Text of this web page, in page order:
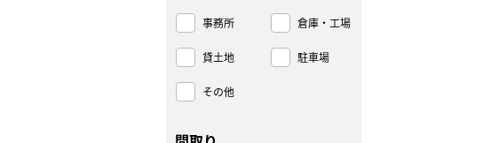
事務所 倉庫・工場
貸土地 駐車場
その他